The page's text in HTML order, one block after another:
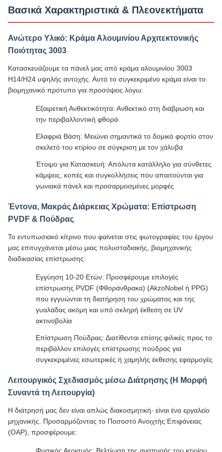
Βασικά Χαρακτηριστικά & Πλεονεκτήματα
Ανώτερο Υλικό: Κράμα Αλουμινίου Αρχιτεκτονικής
Ποιότητας 3003
Κατασκευάζουμε τα πάνελ μας από κράμα αλουμινίου 3003
H14/H24 υψηλής αντοχής. Αυτό το συγκεκριμένο κράμα είναι το
βιομηχανικό πρότυπο για προσόψεις λόγω:
Εξαιρετική Ανθεκτικότητα: Ανθεκτικό στη διάβρωση και
την περιβαλλοντική φθορά
Ελαφριά Βάση: Μειώνει σημαντικά το δομικό φορτίο στον
σκελετό του κτιρίου σε σύγκριση με τον χάλυβα
Έτοιμο για Κατασκευή: Απόλυτα κατάλληλο για σύνθετες
κάμψεις, κοπές και συγκολλήσεις που απαιτούνται για
γωνιακά πάνελ και προσαρμοσμένες μορφές
Έντονα, Μακράς Διάρκειας Χρώματα: Επίστρωση
PVDF & Πούδρας
Το εντυπωσιακό κίτρινο που φαίνεται στις φωτογραφίες του έργου
μας επιτυγχάνεται μέσω μιας πολυσταδιακής, βιομηχανικής
διαδικασίας επίστρωσης:
Εγγύηση 10-20 Ετών: Προσφέρουμε επιλογές
επίστρωσης PVDF (Φθοράνθρακα) (AkzoNobel ή PPG)
που εγγυώνται τη διατήρηση του χρώματος και της
γυαλάδας ακόμη και υπό σκληρή έκθεση σε UV
ακτινοβολία
Επίστρωση Πούδρας: Διατίθενται επίσης φιλικές προς το
περιβάλλον επιλογές επίστρωσης πούδρας για
συγκεκριμένες εσωτερικές ή χαμηλής έκθεσης εφαρμογές
Λειτουργικός Σχεδιασμός μέσω Διάτρησης (Η Μορφή
Συναντά τη Λειτουργία)
Η διάτρησή μας δεν είναι απλώς διακοσμητική· είναι ένα εργαλείο
μηχανικής. Προσαρμόζοντας το Ποσοστό Ανοιχτής Επιφάνειας
(OAP), προσφέρουμε: